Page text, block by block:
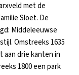
met de
Sloet. De
Middeleeuwse
Omstreeks 1635
aan drie kanten in
1800 een park